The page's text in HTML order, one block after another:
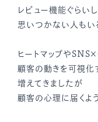
レビュー機能ぐらい
思いつかない人もいる
ヒートマップや
顧客の動きを可視化
増えてきましたが
顧客の心理に届くよ